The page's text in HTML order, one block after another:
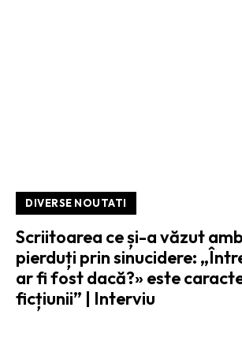
DIVERSE NOUTATI
Scriitoarea ce și-a văzut
pierduți prin sinucidere:
ar fi fost dacă?» este
ficțiunii” | Interviu